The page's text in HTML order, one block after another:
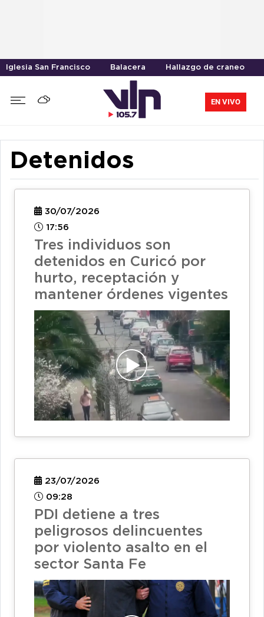
Iglesia San Francisco Balacera Hallazgo de craneo
EN VIVO
Detenidos
30/07/2026
17:56
Tres individuos son
detenidos en Curicó por
hurto, receptación y
mantener órdenes vigentes
23/07/2026
09:28
PDI detiene a tres
peligrosos delincuentes
por violento asalto en el
sector Santa Fe